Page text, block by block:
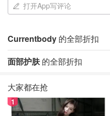
打开App写评论
Currentbody 的全部折扣
面部护肤的全部折扣
大家都在抢
1